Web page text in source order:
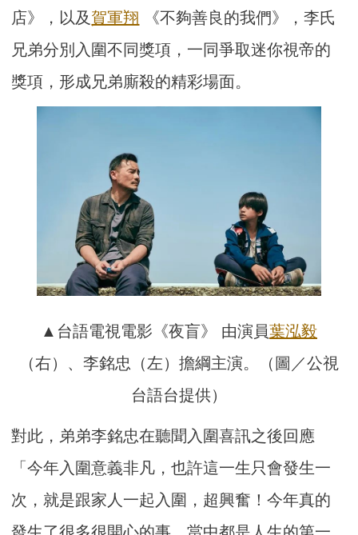
店》，以及 賀軍翔 《不夠善良的我們》，李氏
兄弟分別入圍不同獎項，一同爭取迷你視帝的
獎項，形成兄弟廝殺的精彩場面。
▲台語電視電影《夜盲》 由演員葉泓毅
（右）、李銘忠（左）擔綱主演。（圖／公視
台語台提供）
對此，弟弟李銘忠在聽聞入圍喜訊之後回應
「今年入圍意義非凡，也許這一生只會發生一
次，就是跟家人一起入圍，超興奮！今年真的